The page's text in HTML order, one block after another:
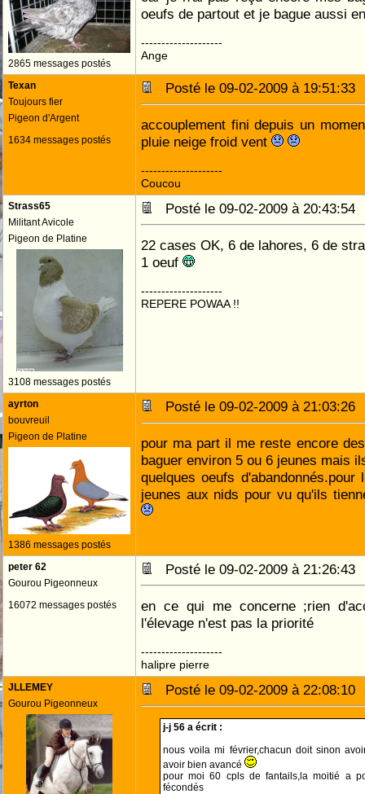
2865 messages postés
oeufs de partout et je bague aussi
--------------------
Ange
Texan
Toujours fier
Pigeon d'Argent
1634 messages postés
Posté le 09-02-2009 à
accouplement fini depuis un
pluie neige froid vent
--------------------
Coucou
Strass65
Militant Avicole
Pigeon de Platine
3108 messages postés
Posté le 09-02-2009 à
22 cases OK, 6 de lahores, 6 de
1 oeuf
--------------------
REPERE POWAA !!
ayrton
bouvreuil
Pigeon de Platine
1386 messages postés
Posté le 09-02-2009 à
pour ma part il me reste encore
baguer environ 5 ou 6 jeunes mais
quelques oeufs
jeunes aux nids pour vu qu'ils
peter 62
Gourou Pigeonneux
16072 messages postés
Posté le 09-02-2009 à
en ce qui me concerne ;rien
l'élevage n'est pas la priorité
--------------------
halipre pierre
JLLEMEY
Gourou Pigeonneux
Posté le 09-02-2009 à
j-j 56 a écrit :
nous voila mi février,chacun doit sinon
avoir bien avancé
pour moi 60 cpls de fantails,la moitié a
fécondés